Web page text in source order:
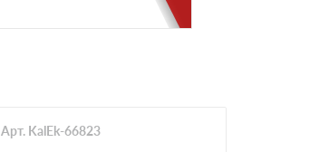
Арт. KalEk-66823